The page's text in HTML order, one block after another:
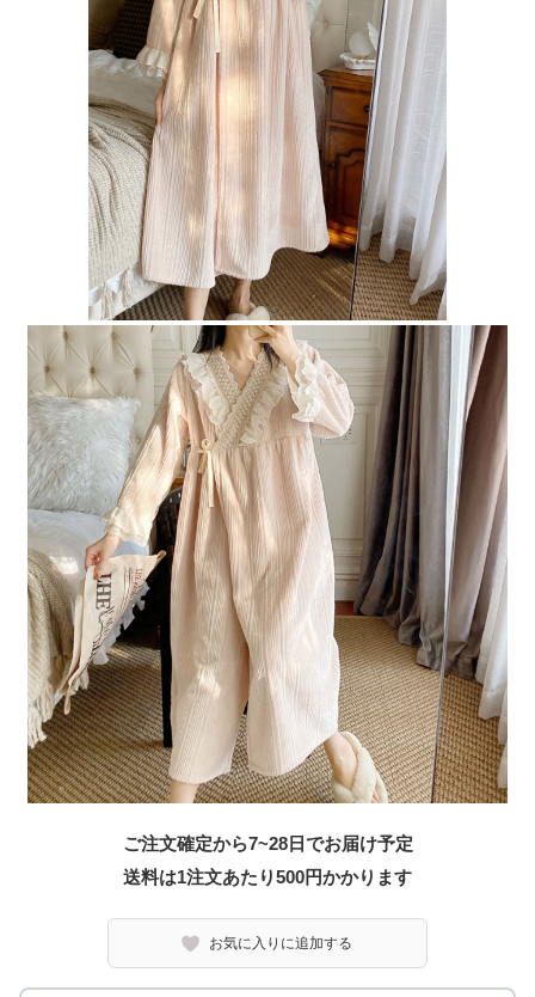
ご注文確定から7~28日でお届け予定
送料は1注文あたり500円かかります
お気に入りに追加する